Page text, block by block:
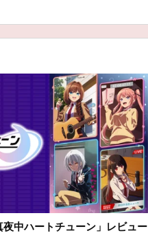
中ハートチューン」レビュー